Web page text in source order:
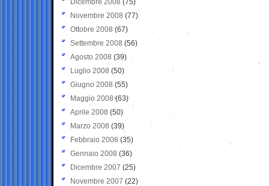
Dicembre 2008 (75)
Novembre 2008 (77)
Ottobre 2008 (67)
Settembre 2008 (56)
Agosto 2008 (39)
Luglio 2008 (50)
Giugno 2008 (55)
Maggio 2008(63)
Aprile 2008 (50)
Marzo 2008 (39)
Febbraio 2008 (35)
Gennaio 2008 (36)
Dicembre 2007 (25)
Novembre 2007 (22)